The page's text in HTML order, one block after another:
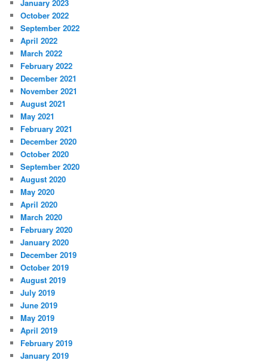
January 2023
October 2022
September 2022
April 2022
March 2022
February 2022
December 2021
November 2021
August 2021
May 2021
February 2021
December 2020
October 2020
September 2020
August 2020
May 2020
April 2020
March 2020
February 2020
January 2020
December 2019
October 2019
August 2019
July 2019
June 2019
May 2019
April 2019
February 2019
January 2019